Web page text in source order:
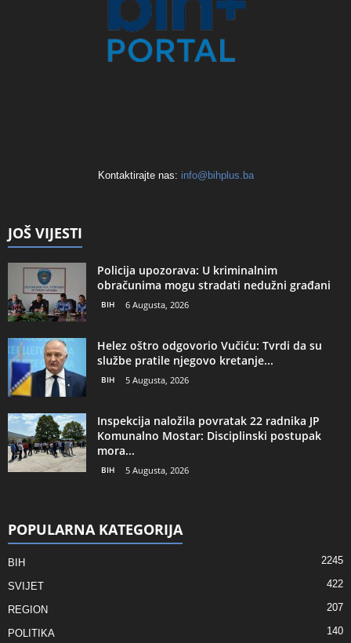
Kontaktirajte nas: info@bihplus.ba
JOŠ VIJESTI
Policija upozorava: U kriminalnim
obračunima mogu stradati nedužni građani
BIH 6 Augusta, 2026
Helez oštro odgovorio Vučiću: Tvrdi da su
službe pratile njegovo kretanje...
BIH 5 Augusta, 2026
Inspekcija naložila povratak 22 radnika JP
Komunalno Mostar: Disciplinski postupak
mora...
BIH 5 Augusta, 2026
POPULARNA KATEGORIJA
BIH 2245
SVIJET 422
REGION 207
POLITIKA 140